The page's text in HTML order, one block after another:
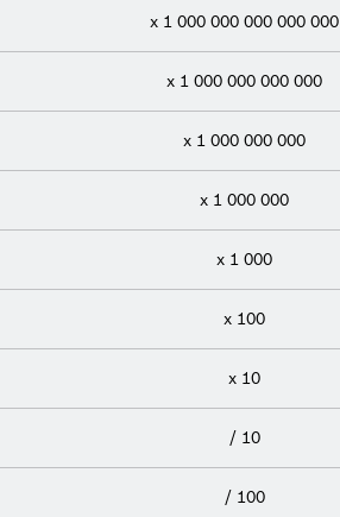
x 1 000 000 000 000 000
x 1 000 000 000 000
x 1 000 000 000
x 1 000 000
x 1 000
x 100
x 10
/ 10
/ 100